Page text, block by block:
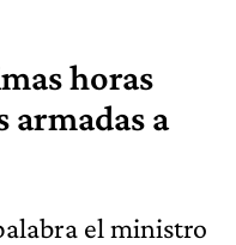
horas
armadas a
el ministro